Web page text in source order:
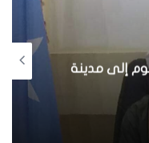
إلى مدينة